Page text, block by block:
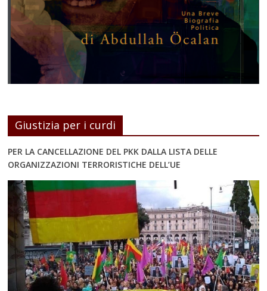
Giustizia per i curdi
PER LA CANCELLAZIONE DEL PKK DALLA LISTA DELLE
ORGANIZZAZIONI TERRORISTICHE DELL’UE